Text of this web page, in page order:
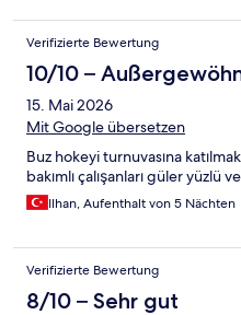
Verifizierte Bewertung
10/10 –
15. Mai 2026
Mit Google übersetzen
Buz hokeyi turnuvasına
bakımlı çalışanları güler yüzlü
Ilhan, Aufenthalt von 5 Nächten
Verifizierte Bewertung
8/10 – Sehr gut